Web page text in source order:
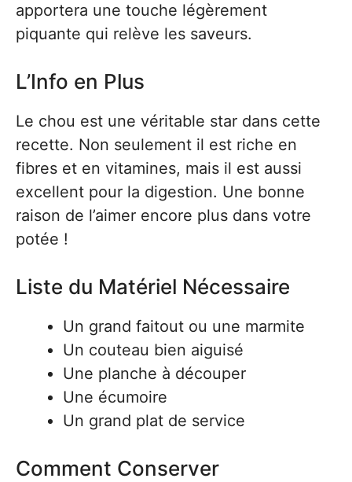
apportera une touche légèrement
piquante qui relève les saveurs.
L’Info en Plus
Le chou est une véritable star dans cette
recette. Non seulement il est riche en
fibres et en vitamines, mais il est aussi
excellent pour la digestion. Une bonne
raison de l’aimer encore plus dans votre
potée !
Liste du Matériel Nécessaire
Un grand faitout ou une marmite
Un couteau bien aiguisé
Une planche à découper
Une écumoire
Un grand plat de service
Comment Conserver